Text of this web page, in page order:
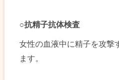
○抗精子抗体検査
女性の血液中に精子を攻撃
ます。